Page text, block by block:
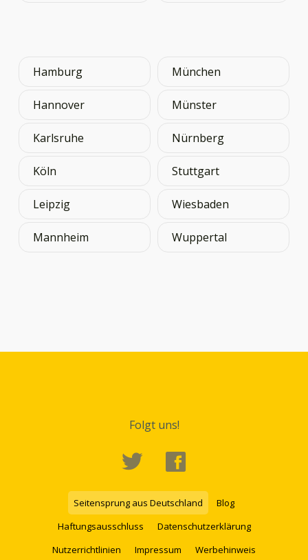
Hamburg
Hannover
Karlsruhe
Köln
Leipzig
Mannheim
München
Münster
Nürnberg
Stuttgart
Wiesbaden
Wuppertal
Folgt uns!
Seitensprung aus Deutschland
Blog
Haftungsausschluss
Datenschutzerklärung
Nutzerrichtlinien
Impressum Werbehinweis